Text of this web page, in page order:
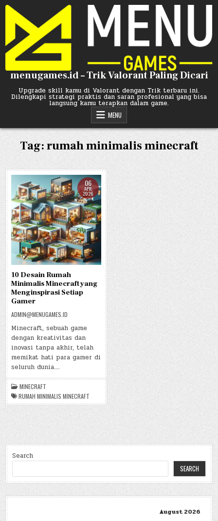
Skip
content
menugames.id – Trik Valorant Paling Dicari
Upgrade skill kamu di Valorant dengan Trik terbaru ini.
Dilengkapi strategi praktis dan saran profesional yang bisa
langsung kamu terapkan dalam game.
MENU
Tag:rumah minimalis minecraft
06
APR
2026
10 Desain Rumah
Minimalis Minecraft yang
Menginspirasi Setiap
Gamer
ADMIN@MENUGAMES.ID
Minecraft, sebuah game
dengan kreativitas dan
inovasi tanpa akhir, telah
memikat hati para gamer di
seluruh dunia….
MINECRAFT
RUMAH MINIMALIS MINECRAFT
Search
SEARCH
August 2026